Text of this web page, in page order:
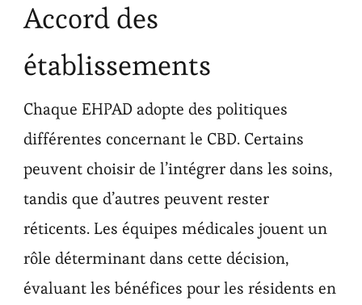
Accord des
établissements
Chaque EHPAD adopte des politiques
différentes concernant le CBD. Certains
peuvent choisir de l’intégrer dans les soins,
tandis que d’autres peuvent rester
réticents. Les équipes médicales jouent un
rôle déterminant dans cette décision,
évaluant les bénéfices pour les résidents en